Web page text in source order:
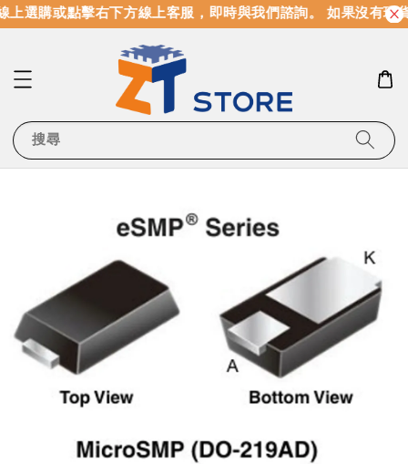
選購或點擊右下方線上客服，即時與我們諮詢。 如果沒有現
搜尋